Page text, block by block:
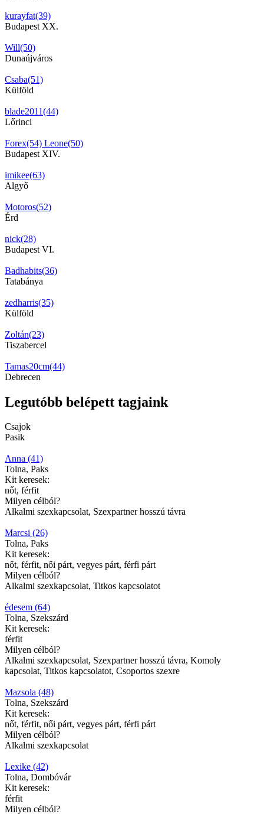
kurayfat(39)
Budapest XX.
Will(50)
Dunaújváros
Csaba(51)
Külföld
blade2011(44)
Lőrinci
Forex(54) Leone(50)
Budapest XIV.
imikee(63)
Algyő
Motoros(52)
Érd
nick(28)
Budapest VI.
Badhabits(36)
Tatabánya
zedharris(35)
Külföld
Zoltán(23)
Tiszabercel
Tamas20cm(44)
Debrecen
Legutóbb belépett tagjaink
Csajok
Pasik
Anna (41)
Tolna, Paks
Kit keresek:
nőt, férfit
Milyen célból?
Alkalmi szexkapcsolat, Szexpartner hosszú távra
Marcsi (26)
Tolna, Paks
Kit keresek:
nőt, férfit, női párt, vegyes párt, férfi párt
Milyen célból?
Alkalmi szexkapcsolat, Titkos kapcsolatot
édesem (64)
Tolna, Szekszárd
Kit keresek:
férfit
Milyen célból?
Alkalmi szexkapcsolat, Szexpartner hosszú távra, Komoly
kapcsolat, Titkos kapcsolatot, Csoportos szexre
Mazsola (48)
Tolna, Szekszárd
Kit keresek:
nőt, férfit, női párt, vegyes párt, férfi párt
Milyen célból?
Alkalmi szexkapcsolat
Lexike (42)
Tolna, Dombóvár
Kit keresek:
férfit
Milyen célból?